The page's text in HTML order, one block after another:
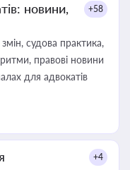
новини,
+58
судова практика,
правові новини
для адвокатів
+4